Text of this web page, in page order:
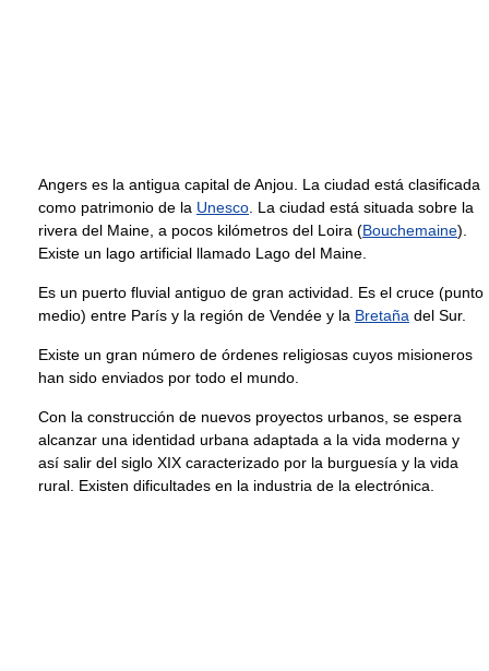
Angers es la antigua capital de Anjou. La ciudad está clasificada
como patrimonio de la Unesco. La ciudad está situada sobre la
rivera del Maine, a pocos kilómetros del Loira (Bouchemaine).
Existe un lago artificial llamado Lago del Maine.
Es un puerto fluvial antiguo de gran actividad. Es el cruce (punto
medio) entre París y la región de Vendée y la Bretaña del Sur.
Existe un gran número de órdenes religiosas cuyos misioneros
han sido enviados por todo el mundo.
Con la construcción de nuevos proyectos urbanos, se espera
alcanzar una identidad urbana adaptada a la vida moderna y
así salir del siglo XIX caracterizado por la burguesía y la vida
rural. Existen dificultades en la industria de la electrónica.